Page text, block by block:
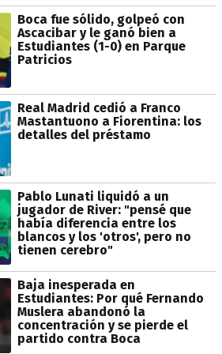
Boca fue sólido, golpeó con
Ascacibar y le ganó bien a
Estudiantes (1-0) en Parque
Patricios
Real Madrid cedió a Franco
Mastantuono a Fiorentina: los
detalles del préstamo
Pablo Lunati liquidó a un
jugador de River: "pensé que
había diferencia entre los
blancos y los 'otros', pero no
tienen cerebro"
Baja inesperada en
Estudiantes: Por qué Fernando
Muslera abandonó la
concentración y se pierde el
partido contra Boca